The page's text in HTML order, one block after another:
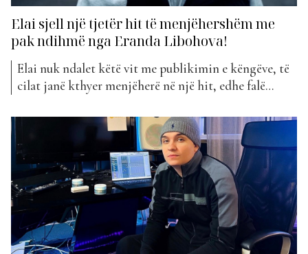
Elai sjell një tjetër hit të menjëhershëm me
pak ndihmë nga Eranda Libohova!
Elai nuk ndalet këtë vit me publikimin e këngëve, të
cilat janë kthyer menjëherë në një hit, edhe falë
titullohet “Ika”. Elai di gjithmonë se si të tërheqi
vëmendjen e dëgjuesve dhe as këtë radhë nuk ka
gabuar me publikimin e...